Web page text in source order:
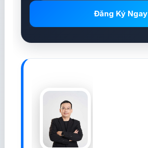
Đăng Ký Ngay